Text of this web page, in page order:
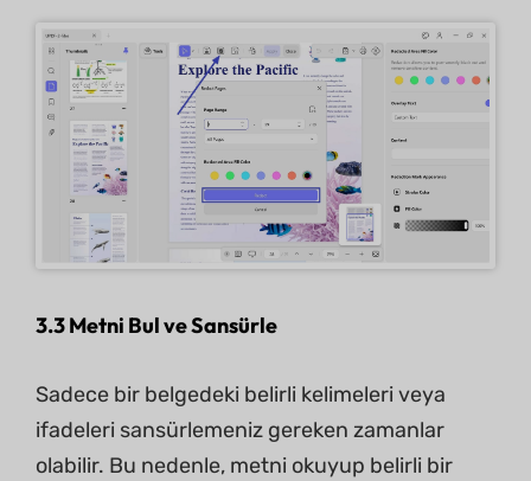
3.3 Metni Bul ve Sansürle
Sadece bir belgedeki belirli kelimeleri veya
ifadeleri sansürlemeniz gereken zamanlar
olabilir. Bu nedenle, metni okuyup belirli bir